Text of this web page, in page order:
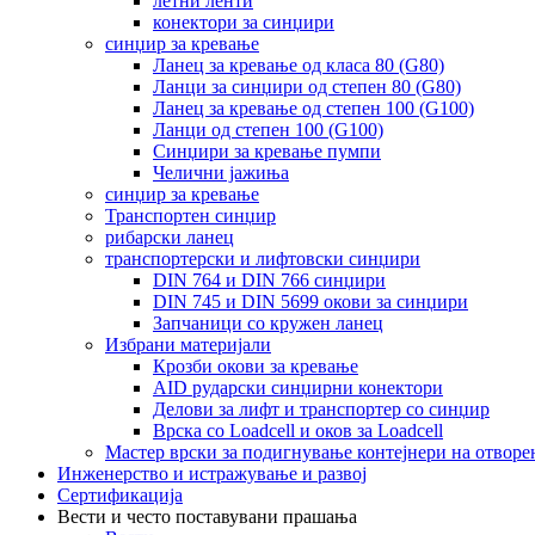
конектори за синџири
синџир за кревање
Ланец за кревање од класа 80 (G80)
Ланци за синџири од степен 80 (G80)
Ланец за кревање од степен 100 (G100)
Ланци од степен 100 (G100)
Синџири за кревање пумпи
Челични јажиња
синџир за кревање
Транспортен синџир
рибарски ланец
транспортерски и лифтовски синџири
DIN 764 и DIN 766 синџири
DIN 745 и DIN 5699 окови за синџири
Запчаници со кружен ланец
Избрани материјали
Крозби окови за кревање
AID рударски синџирни конектори
Делови за лифт и транспортер со синџир
Врска со Loadcell и оков за Loadcell
Мастер врски за подигнување контејнери на
Инженерство и истражување и развој
Сертификација
Вести и често поставувани прашања